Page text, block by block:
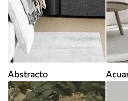
Abstracto